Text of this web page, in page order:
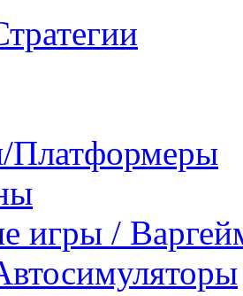
Платформеры
игры /